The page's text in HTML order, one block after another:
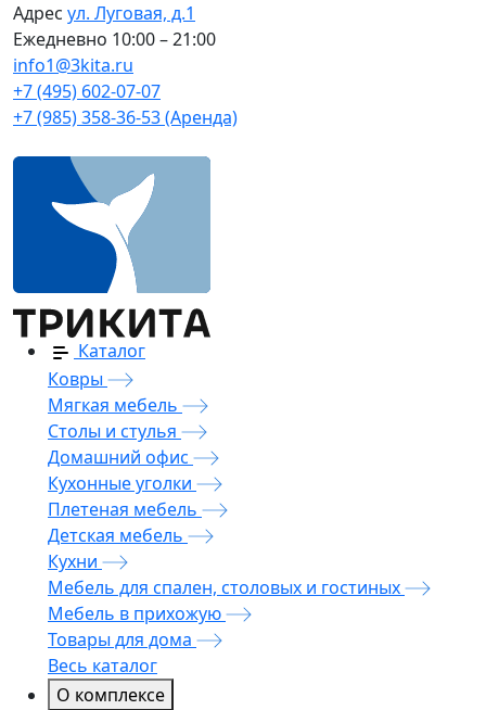
Адрес ул. Луговая, д.1
Ежедневно 10:00 – 21:00
info1@3kita.ru
+7 (495) 602-07-07
+7 (985) 358-36-53 (Аренда)
Каталог
Ковры
Мягкая мебель
Столы и стулья
Домашний офис
Кухонные уголки
Плетеная мебель
Детская мебель
Кухни
Мебель для спален, столовых и гостиных
Мебель в прихожую
Товары для дома
Весь каталог
О комплексе